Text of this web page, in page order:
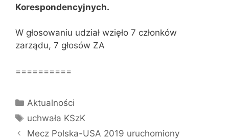
Korespondencyjnych.
W głosowaniu udział wzięło 7 członków
zarządu, 7 głosów ZA
==========
Kategorie
Aktualności
Tagi
uchwała KSzK
Mecz Polska-USA 2019 uruchomiony